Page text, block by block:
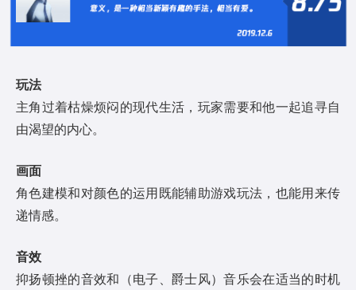
玩法
主角过着枯燥烦闷的现代生活，玩家需要和他一起追寻自
由渴望的内心。
画面
角色建模和对颜色的运用既能辅助游戏玩法，也能用来传
递情感。
音效
抑扬顿挫的音效和（电子、爵士风）音乐会在适当的时机